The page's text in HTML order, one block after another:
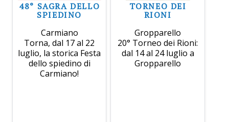
48° SAGRA DELLO
SPIEDINO
Carmiano
Torna, dal 17 al 22
luglio, la storica Festa
dello spiedino di
Carmiano!
TORNEO DEI
RIONI
Gropparello
20° Torneo dei Rioni:
dal 14 al 24 luglio a
Gropparello